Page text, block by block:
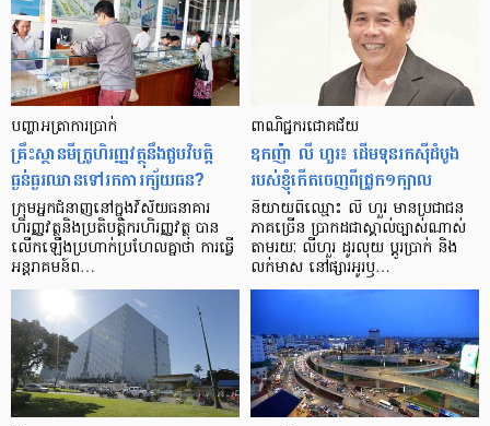
បញ្ហា​អត្រា​ការប្រាក់
គ្រឹះស្ថាន​មីក្រូ​ហិរញ្ញវត្ថុ​នឹង​ជួប​វិបត្តិ​
ធ្ងន់ធ្ងរ​ឈាន​ទៅ​រក​ការ​ក្ស័យធន?
ក្រុម​អ្នក​ជំនាញ​នៅ​ក្នុង​វិស័យ​ធនាគារ
ហិរញ្ញវត្ថុ​និង​ប្រតិបត្តិករ​ហិរញ្ញ​វត្ថុ បាន​​
លើក​ឡើង​ប្រហាក់​ប្រហែល​គ្នា​ថា ការ​ធ្វើ​
អន្តរាគមន៍​ព…
ពាណិជ្ជករជោគជ័យ
ឧកញ៉ា លី ហួរ៖ ដើមទុនរកស៊ីដំបូង
របស់ខ្ញុំកើតចេញពីជ្រូក១ក្បាល
និយាយ​ពី​ឈ្មោះ លី ហួរ មាន​ប្រជាជន​
ភាគ​ច្រើន ប្រាកដ​ជា​ស្គាល់​ច្បាស់​ណាស់
តាមរយៈ លីហួរ ដូរ​លុយ ប្តូរ​បា្រក់ និង​
លក់​មាស នៅ​ផ្សារ​អូរ​ឫ…